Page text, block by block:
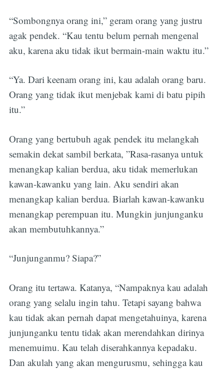
“Sombongnya orang ini,” geram orang yang justru
agak pendek. “Kau tentu belum pernah mengenal
aku, karena aku tidak ikut bermain-main waktu itu.”
“Ya. Dari keenam orang ini, kau adalah orang baru.
Orang yang tidak ikut menjebak kami di batu pipih
itu.”
Orang yang bertubuh agak pendek itu melangkah
semakin dekat sambil berkata, ”Rasa-rasanya untuk
menangkap kalian berdua, aku tidak memerlukan
kawan-kawanku yang lain. Aku sendiri akan
menangkap kalian berdua. Biarlah kawan-kawanku
menangkap perempuan itu. Mungkin junjunganku
akan membutuhkannya.”
“Junjunganmu? Siapa?”
Orang itu tertawa. Katanya, “Nampaknya kau adalah
orang yang selalu ingin tahu. Tetapi sayang bahwa
kau tidak akan pernah dapat mengetahuinya, karena
junjunganku tentu tidak akan merendahkan dirinya
menemuimu. Kau telah diserahkannya kepadaku.
Dan akulah yang akan mengurusmu, sehingga kau